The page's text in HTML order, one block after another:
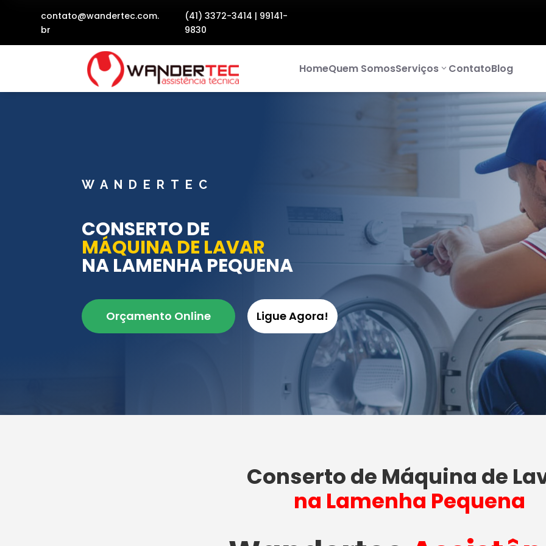
contato@wandertec.com.
br
(41) 3372-3414 | 99141-
9830
HomeQuem SomosServiços ContatoBlog
WANDERTEC
CONSERTO DE
MÁQUINA DE LAVAR
NA LAMENHA PEQUENA
Orçamento Online Ligue Agora!
Conserto de Máquina de
na Lamenha Pequena